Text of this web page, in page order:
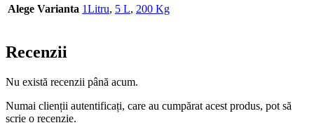
Alege Varianta 1Litru, 5 L, 200 Kg
Recenzii
Nu există recenzii până acum.
Numai clienții autentificați, care au cumpărat acest produs, pot să
scrie o recenzie.